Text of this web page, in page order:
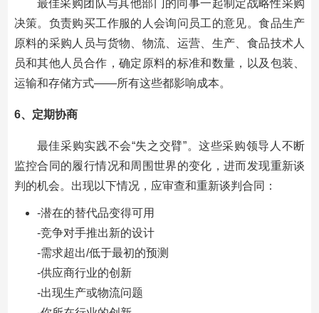
最佳采购团队与其他部门的同事一起制定战略性采购
决策。负责购买工作服的人会询问员工的意见。食品生产
原料的采购人员与货物、物流、运营、生产、食品技术人
员和其他人员合作，确定原料的标准和数量，以及包装、
运输和存储方式——所有这些都影响成本。
6、定期协商
最佳采购实践不会“失之交臂”。这些采购领导人不断
监控合同的履行情况和周围世界的变化，进而发现重新谈
判的机会。出现以下情况，应审查和重新谈判合同：
-潜在的替代品变得可用
-竞争对手推出新的设计
-需求超出/低于最初的预测
-供应商行业的创新
-出现生产或物流问题